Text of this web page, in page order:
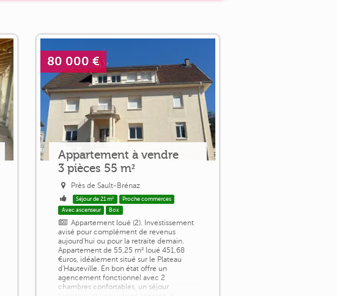
80 000 €
Appartement à vendre
3 pièces 55 m²
Près de Sault-Brénaz
Séjour de 21 m²
Proche commerces
Avec ascenseur
Box
Appartement loué (2). Investissement
avisé pour complément de revenus
aujourd'hui ou pour la retraite demain.
Appartement de 55,25 m² loué 451,68
€uros, idéalement situé sur le Plateau
d'Hauteville. En bon état offre un
agencement fonctionnel avec 2
chambres confortables, un séjour